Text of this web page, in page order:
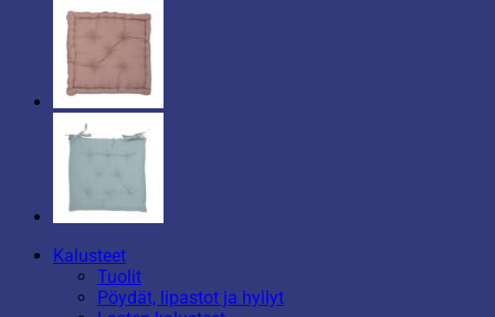
Kalusteet
Tuolit
Pöydät, lipastot ja hyllyt